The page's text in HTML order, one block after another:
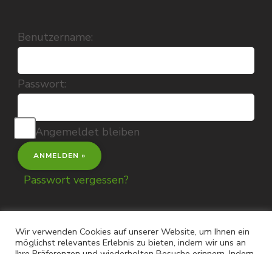
Benutzername:
Passwort:
Angemeldet bleiben
Passwort vergessen?
Wir verwenden Cookies auf unserer Website, um Ihnen ein
möglichst relevantes Erlebnis zu bieten, indem wir uns an